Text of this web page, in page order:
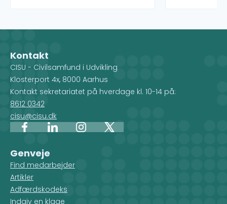
Når du vælger et land på kortet,
forskellige projekter, men du ser
også, hvilke CISU-
medlemsorganisationer, der
arbejder i det pågældende land.
kan desuden
Kontakt
CISU - Civilsamfund i Udvikling
Klosterport 4x, 8000 Aarhus
Kontakt sekretariatet på hverdage kl. 10-14 på:
8612 0342
cisu@cisu.dk
FacebookLinkedInInstagram
X
Genveje
Find medarbejder
Artikler
Adfærdskodeks
Indgiv en klage